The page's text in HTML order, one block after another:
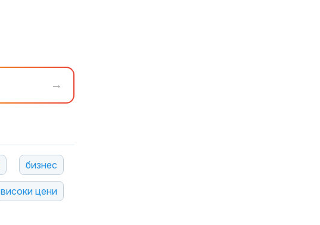
→
бизнес
високи цени